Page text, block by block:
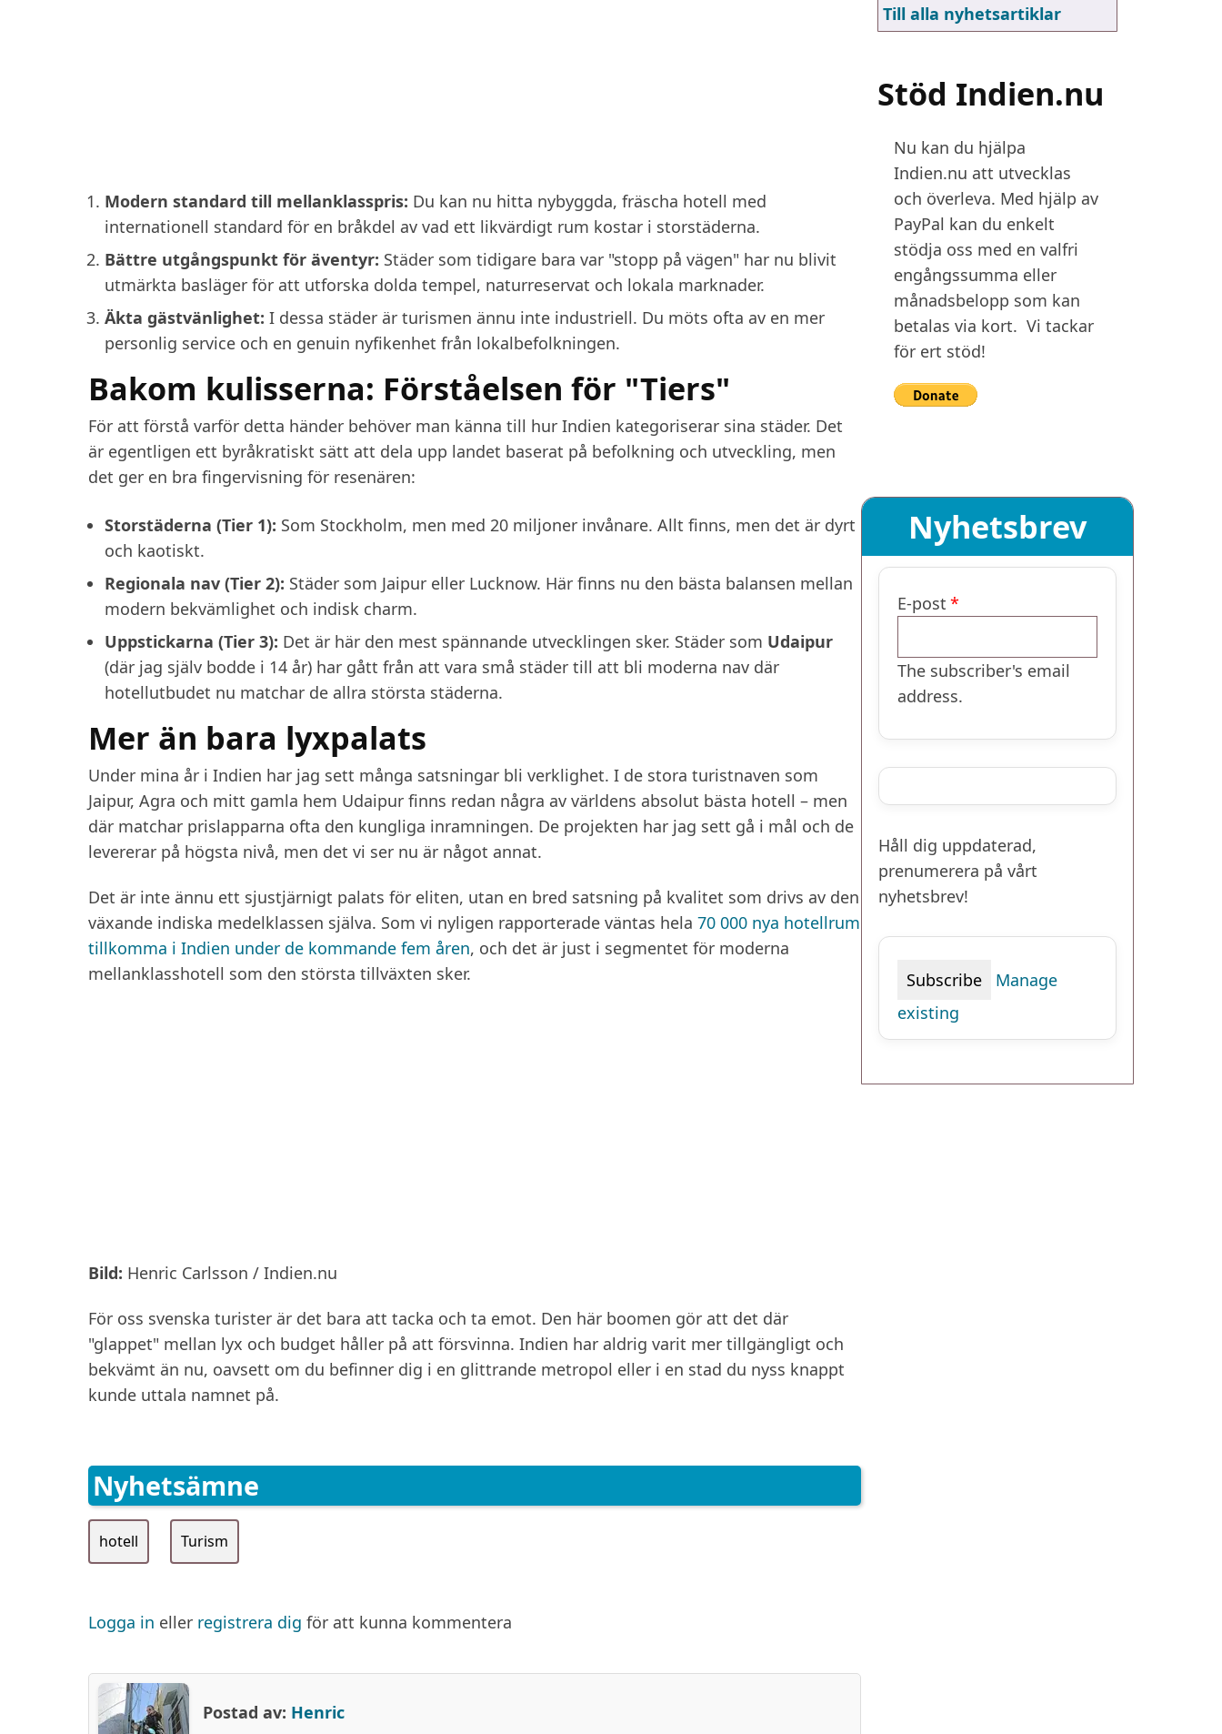
Modern standard till mellanklasspris: Du kan nu hitta nybyggda, fräscha hotell med
internationell standard för en bråkdel av vad ett likvärdigt rum kostar i storstäderna.
Bättre utgångspunkt för äventyr: Städer som tidigare bara var "stopp på vägen" har nu blivit
utmärkta basläger för att utforska dolda tempel, naturreservat och lokala marknader.
Äkta gästvänlighet: I dessa städer är turismen ännu inte industriell. Du möts ofta av en mer
personlig service och en genuin nyfikenhet från lokalbefolkningen.
Bakom kulisserna: Förståelsen för "Tiers"
För att förstå varför detta händer behöver man känna till hur Indien kategoriserar sina städer. Det
är egentligen ett byråkratiskt sätt att dela upp landet baserat på befolkning och utveckling, men
det ger en bra fingervisning för resenären:
Storstäderna (Tier 1): Som Stockholm, men med 20 miljoner invånare. Allt finns, men det är dyrt
och kaotiskt.
Regionala nav (Tier 2): Städer som Jaipur eller Lucknow. Här finns nu den bästa balansen mellan
modern bekvämlighet och indisk charm.
Uppstickarna (Tier 3): Det är här den mest spännande utvecklingen sker. Städer som Udaipur
(där jag själv bodde i 14 år) har gått från att vara små städer till att bli moderna nav där
hotellutbudet nu matchar de allra största städerna.
Mer än bara lyxpalats
Under mina år i Indien har jag sett många satsningar bli verklighet. I de stora turistnaven som
Jaipur, Agra och mitt gamla hem Udaipur finns redan några av världens absolut bästa hotell – men
där matchar prislapparna ofta den kungliga inramningen. De projekten har jag sett gå i mål och de
levererar på högsta nivå, men det vi ser nu är något annat.
Det är inte ännu ett sjustjärnigt palats för eliten, utan en bred satsning på kvalitet som drivs av den
växande indiska medelklassen själva. Som vi nyligen rapporterade väntas hela 70 000 nya hotellrum
tillkomma i Indien under de kommande fem åren, och det är just i segmentet för moderna
mellanklasshotell som den största tillväxten sker.
Bild: Henric Carlsson / Indien.nu
För oss svenska turister är det bara att tacka och ta emot. Den här boomen gör att det där
"glappet" mellan lyx och budget håller på att försvinna. Indien har aldrig varit mer tillgängligt och
bekvämt än nu, oavsett om du befinner dig i en glittrande metropol eller i en stad du nyss knappt
kunde uttala namnet på.
Nyhetsämne
hotell Turism
Logga in eller registrera dig för att kunna kommentera
Postad av: Henric
Till alla nyhetsartiklar
Stöd Indien.nu
Nu kan du hjälpa
Indien.nu att utvecklas
och överleva. Med hjälp av
PayPal kan du enkelt
stödja oss med en valfri
engångssumma eller
månadsbelopp som kan
betalas via kort. Vi tackar
för ert stöd!
Nyhetsbrev
E-post
The subscriber's email
address.
Håll dig uppdaterad,
prenumerera på vårt
nyhetsbrev!
Manage
existing